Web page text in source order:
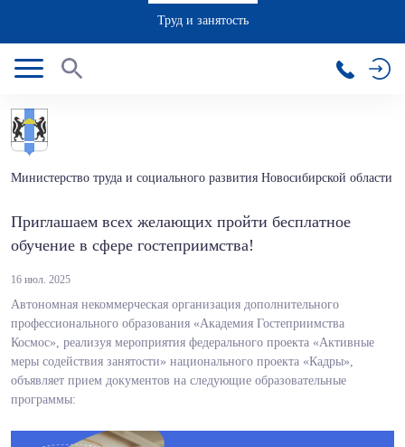
Труд и занятость
Министерство труда и социального развития Новосибирской области
Приглашаем всех желающих пройти бесплатное
обучение в сфере гостеприимства!
16 июл. 2025
Автономная некоммерческая организация дополнительного
профессионального образования «Академия Гостеприимства
Космос», реализуя мероприятия федерального проекта «Активные
меры содействия занятости» национального проекта «Кадры»,
объявляет прием документов на следующие образовательные
программы: